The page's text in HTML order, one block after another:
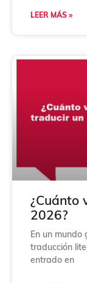
LEER MÁS »
¿Cuánto
2026?
En un mundo
traducción
entrado en